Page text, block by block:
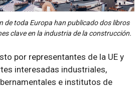
de toda Europa han publicado dos libros
clave en la industria de la construcción.
por representantes de la UE y
interesadas industriales,
e institutos de